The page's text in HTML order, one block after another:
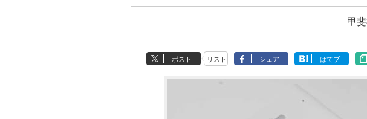
甲
ポスト リスト シェア はてブ